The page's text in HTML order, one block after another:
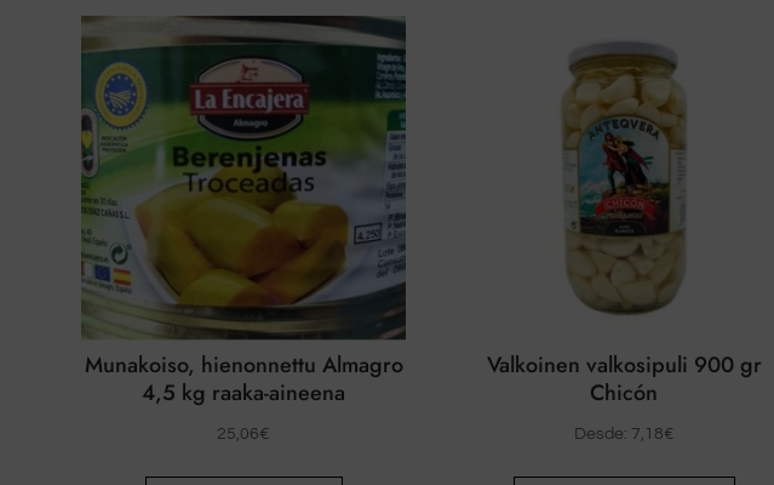
Munakoiso, hienonnettu Almagro
4,5 kg raaka-aineena
25,06€
Valkoinen valkosipuli 900 gr
Chicón
Desde: 7,18€
Tästä